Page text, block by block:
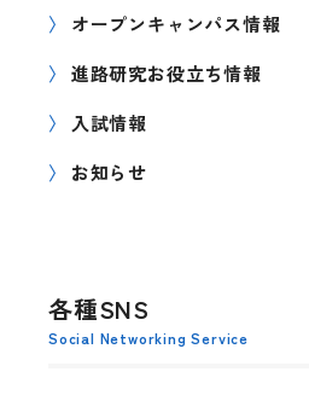
オープンキャンパス情報
進路研究お役立ち情報
入試情報
お知らせ
各種SNS
Social Networking Service